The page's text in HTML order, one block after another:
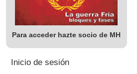
Para acceder hazte socio de MH
Inicio de sesión